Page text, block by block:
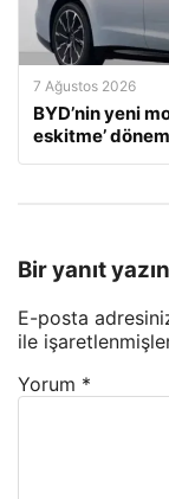
7 Ağustos 2026
BYD’nin yeni
eskitme’
Bir yanıt yazın
E-posta
ile
Yorum *